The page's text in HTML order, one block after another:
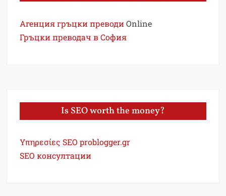
Агенция гръцки преводи Online
Гръцки преводач в София
Is SEO worth the money?
Υπηρεσίες SEO problogger.gr
SEO консултации